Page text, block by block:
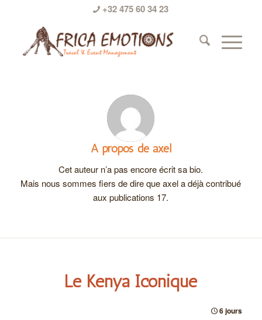
+32 475 60 34 23
A propos de axel
Cet auteur n’a pas encore écrit sa bio.
Mais nous sommes fiers de dire queaxela déjà contribué
aux publications 17.
Le Kenya Iconique
6 jours